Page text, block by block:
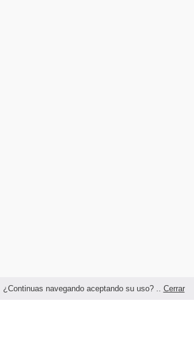
navegando aceptando su uso? .. Cerrar